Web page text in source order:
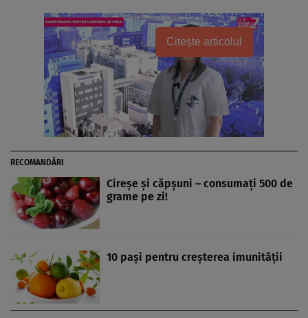
Citește articolul
RECOMANDĂRI
Cireşe şi căpşuni – consumaţi 500 de
grame pe zi!
10 paşi pentru creşterea imunităţii